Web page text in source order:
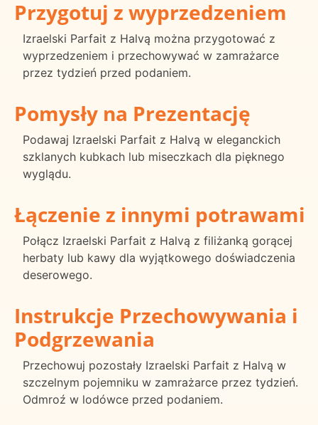
Przygotuj z wyprzedzeniem
Izraelski Parfait z Halvą można przygotować z
wyprzedzeniem i przechowywać w zamrażarce
przez tydzień przed podaniem.
Pomysły na Prezentację
Podawaj Izraelski Parfait z Halvą w eleganckich
szklanych kubkach lub miseczkach dla pięknego
wyglądu.
Łączenie z innymi potrawami
Połącz Izraelski Parfait z Halvą z filiżanką gorącej
herbaty lub kawy dla wyjątkowego doświadczenia
deserowego.
Instrukcje Przechowywania i
Podgrzewania
Przechowuj pozostały Izraelski Parfait z Halvą w
szczelnym pojemniku w zamrażarce przez tydzień.
Odmroź w lodówce przed podaniem.